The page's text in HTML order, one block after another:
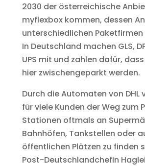
2030 der österreichische
myflexbox kommen, dessen
unterschiedlichen
In Deutschland machen GLS,
UPS mit und zahlen dafür,
hier zwischengeparkt werden.
Durch die Automaten von DHL
für viele Kunden der Weg zum
Stationen oftmals an
Bahnhöfen, Tankstellen oder
öffentlichen Plätzen zu finden
Post-Deutschlandchefin